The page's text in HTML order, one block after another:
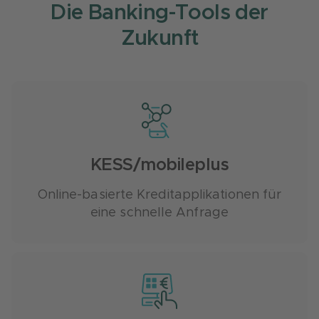
Die Banking-Tools der
Zukunft
KESS/mobileplus
Online-basierte Kreditapplikationen für
eine schnelle Anfrage